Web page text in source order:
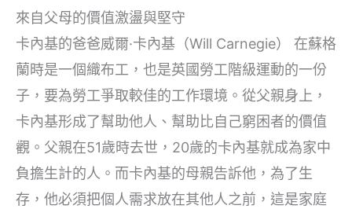
來自父母的價值激盪與堅守
卡內基的爸爸威爾·卡內基（Will Carnegie） 在蘇格
蘭時是一個織布工，也是英國勞工階級運動的一份
子，要為勞工爭取較佳的工作環境。從父親身上，
卡內基形成了幫助他人、幫助比自己窮困者的價值
觀。父親在51歲時去世，20歲的卡內基就成為家中
負擔生計的人。而卡內基的母親告訴他，為了生
存，他必須把個人需求放在其他人之前，這是家庭